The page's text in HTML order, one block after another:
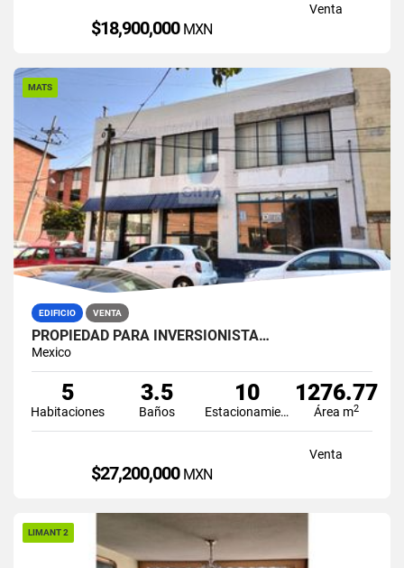
Venta
$18,900,000 MXN
MATS
EDIFICIO VENTA
PROPIEDAD PARA INVERSIONISTA…
Mexico
5
Habitaciones
3.5
Baños
10
Estacionamiento
1276.77
Área m2
Venta
$27,200,000 MXN
LIMANT 2